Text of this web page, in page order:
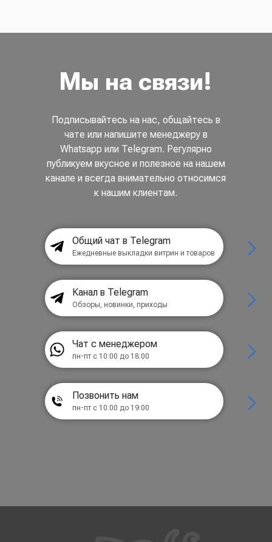
Мы на связи!
Подписывайтесь на нас, общайтесь в
чате или напишите менеджеру в
Whatsapp или Telegram. Регулярно
публикуем вкусное и полезное на нашем
канале и всегда внимательно относимся
к нашим клиентам.
Общий чат в Telegram
Ежедневные выкладки витрин и товаров
Канал в Telegram
Обзоры, новинки, приходы
Чат с менеджером
пн-пт с 10:00 до 18:00
Позвонить нам
пн-пт с 10:00 до 19:00